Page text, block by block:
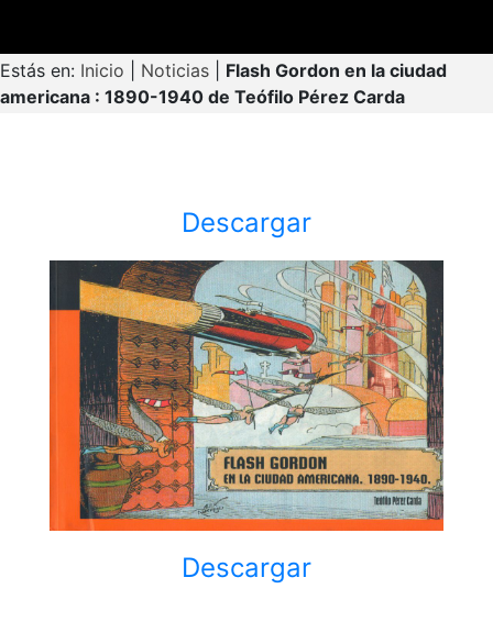
Estás en: Inicio Noticias
Flash Gordon en la ciudad
americana : 1890-1940 de Teófilo Pérez Carda
Descargar
Descargar